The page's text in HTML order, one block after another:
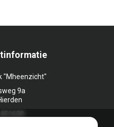
"Mheenzicht"
9a